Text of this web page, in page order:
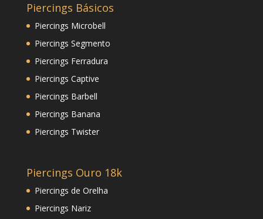
Piercings Básicos
Piercings Microbell
Piercings Segmento
Piercings Ferradura
Piercings Captive
Piercings Barbell
Piercings Banana
Piercings Twister
Piercings Ouro 18k
Piercings de Orelha
Piercings Nariz